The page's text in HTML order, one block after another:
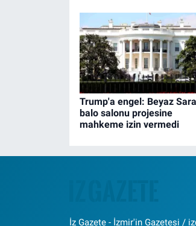
Trump'a engel: Beyaz
balo salonu projesine
mahkeme izin vermedi
İz Gazete - İzmir'in Gazetesi /